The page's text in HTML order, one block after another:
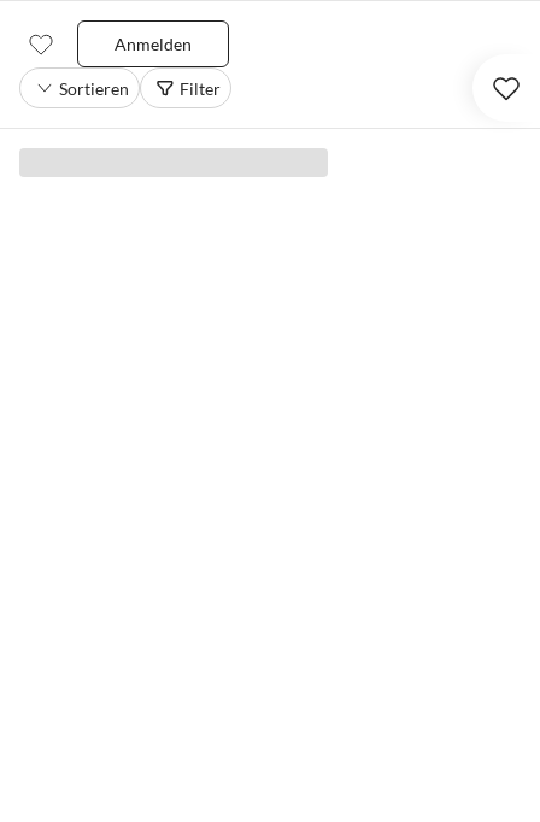
Anmelden
Sortieren Filter